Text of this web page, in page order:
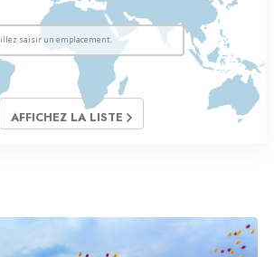
AFFICHEZ LA LISTE